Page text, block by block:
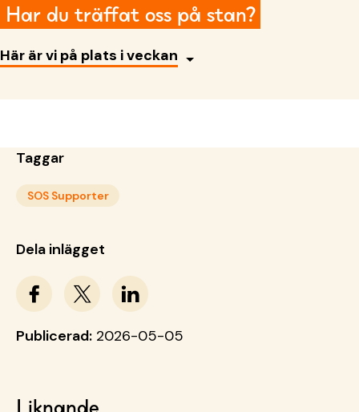
Har du träffat oss på stan?
Här är vi på plats i veckan
Taggar
SOS Supporter
Dela inlägget
Publicerad: 2026-05-05
Liknande